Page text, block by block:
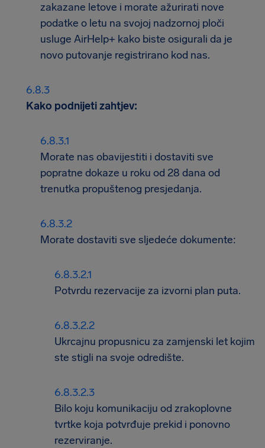
zakazane letove i morate ažurirati nove
podatke o letu na svojoj nadzornoj ploči
usluge AirHelp+ kako biste osigurali da je
novo putovanje registrirano kod nas.
Kako podnijeti zahtjev:
Morate nas obavijestiti i dostaviti sve
popratne dokaze u roku od 28 dana od
trenutka propuštenog presjedanja.
Morate dostaviti sve sljedeće dokumente:
Potvrdu rezervacije za izvorni plan puta.
Ukrcajnu propusnicu za zamjenski let kojim
ste stigli na svoje odredište.
Bilo koju komunikaciju od zrakoplovne
tvrtke koja potvrđuje prekid i ponovno
rezerviranje.